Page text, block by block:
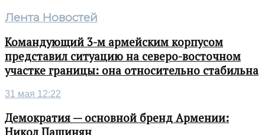
Лента Новостей
Командующий 3-м армейским корпусом
представил ситуацию на северо-восточном
участке границы: она относительно стабильна
31 мая 12:22
Демократия — основной бренд Армении:
Никол Пашинян